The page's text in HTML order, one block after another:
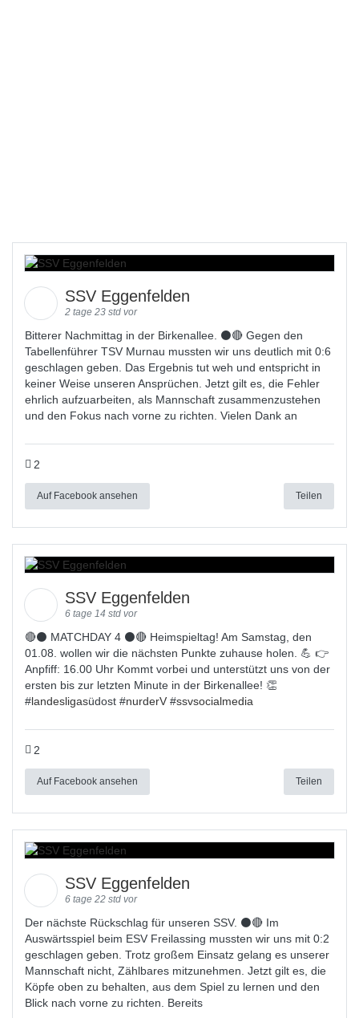
SSV Eggenfelden
2 tage 23 std vor
Bitterer Nachmittag in der Birkenallee. ⚫🔴 Gegen den
Tabellenführer TSV Murnau mussten wir uns deutlich mit 0:6
geschlagen geben. Das Ergebnis tut weh und entspricht in
keiner Weise unseren Ansprüchen. Jetzt gilt es, die Fehler
ehrlich aufzuarbeiten, als Mannschaft zusammenzustehen
und den Fokus nach vorne zu richten. Vielen Dank an
2
Auf Facebook ansehen Teilen
SSV Eggenfelden
6 tage 14 std vor
🔴⚫ MATCHDAY 4 ⚫🔴 Heimspieltag! Am Samstag, den
01.08. wollen wir die nächsten Punkte zuhause holen. 💪 👉
Anpfiff: 16.00 Uhr Kommt vorbei und unterstützt uns von der
ersten bis zur letzten Minute in der Birkenallee! 👏
#landesligasüdost #nurderV #ssvsocialmedia
2
Auf Facebook ansehen Teilen
SSV Eggenfelden
6 tage 22 std vor
Der nächste Rückschlag für unseren SSV. ⚫🔴 Im
Auswärtsspiel beim ESV Freilassing mussten wir uns mit 0:2
geschlagen geben. Trotz großem Einsatz gelang es unserer
Mannschaft nicht, Zählbares mitzunehmen. Jetzt gilt es, die
Köpfe oben zu behalten, aus dem Spiel zu lernen und den
Blick nach vorne zu richten. Bereits